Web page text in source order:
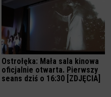
Ostrołęka: Mała sala kinowa
oficjalnie otwarta. Pierwszy
seans dziś o 16:30 [ZDJĘCIA]